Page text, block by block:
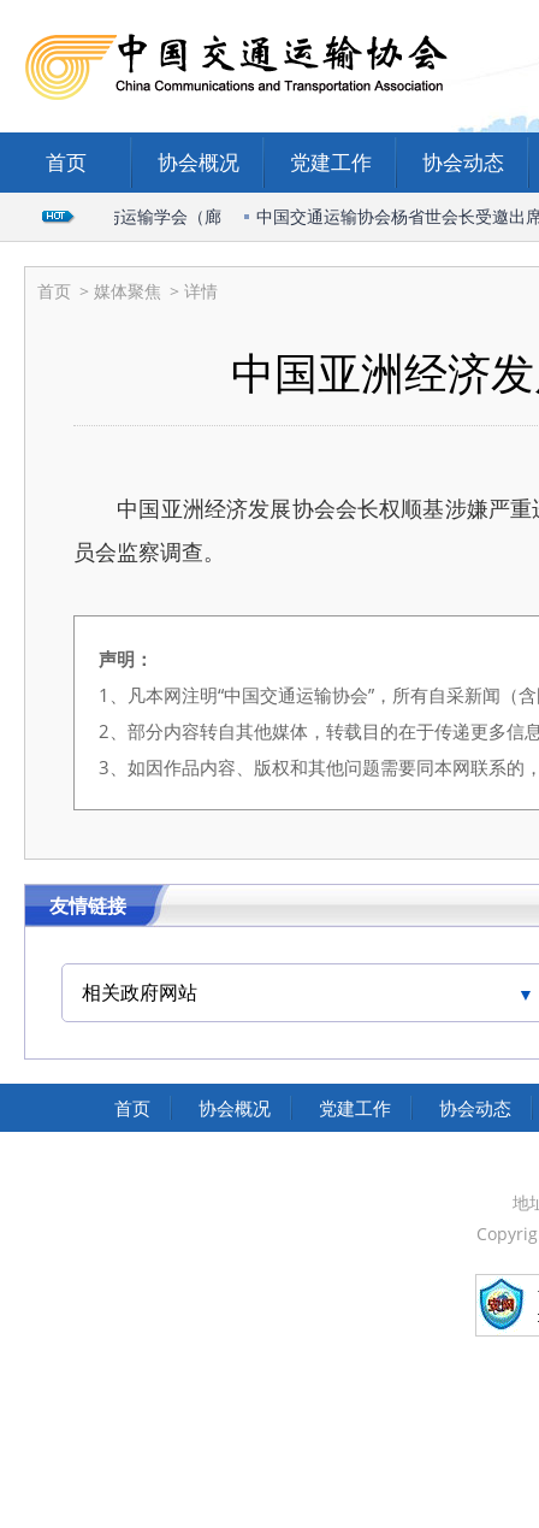
首页 协会概况 党建工作 协会动态
国际物流与运输学会（廊 中国交通运输协会杨省世会长受邀出席
首页 > 媒体聚焦 > 详情
中国亚洲经济
中国亚洲经济发展协会会长权顺基涉嫌严重
员会监察调查。
声明：
1、凡本网注明“中国交通运输协会”，所有自采新闻（
2、部分内容转自其他媒体，转载目的在于传递更多信
3、如因作品内容、版权和其他问题需要同本网联系
友情链接
相关政府网站
中国交通运输协会官网
首页 协会概况 党建工作 协会动态
地